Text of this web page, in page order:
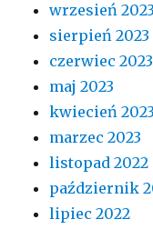
wrzesień 2023
sierpień 2023
czerwiec 2023
maj 2023
kwiecień 2023
marzec 2023
listopad 2022
październik
lipiec 2022